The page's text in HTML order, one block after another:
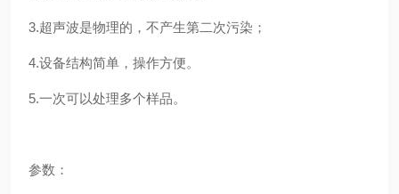
3.超声波是物理的，不产生第二次污染；
4.设备结构简单，操作方便。
5.一次可以处理多个样品。
参数：